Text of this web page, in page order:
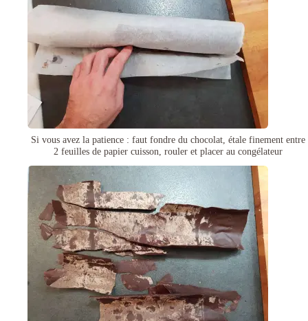
Si vous avez la patience : faut fondre du chocolat, étale finement entre
2 feuilles de papier cuisson, rouler et placer au congélateur